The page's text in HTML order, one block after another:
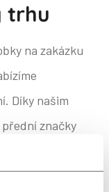
trhu
na zakázku
Díky našim
značky
po celém světě,